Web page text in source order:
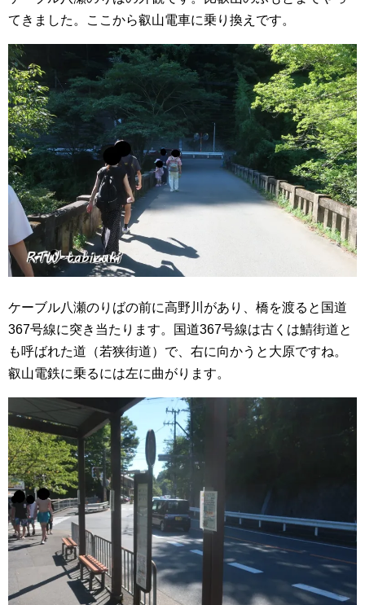
てきました。ここから叡山電車に乗り換えです。
ケーブル八瀬のりばの前に高野川があり、橋を渡ると国道
367号線に突き当たります。国道367号線は古くは鯖街道と
も呼ばれた道（若狭街道）で、右に向かうと大原ですね。
叡山電鉄に乗るには左に曲がります。